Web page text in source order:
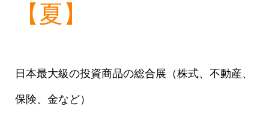
【夏】
日本最大級の投資商品の総合展（株式、不動産、
保険、金など）